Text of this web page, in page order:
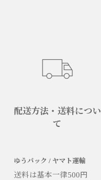
配送方法・送料につい
て
ゆうパック / ヤマト運輸
送料は基本一律500円